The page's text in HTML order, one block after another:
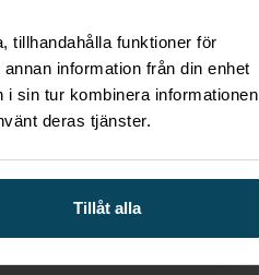
tillhandahålla funktioner för
information från din enhet
sin tur kombinera informationen
deras tjänster.
Tillåt alla